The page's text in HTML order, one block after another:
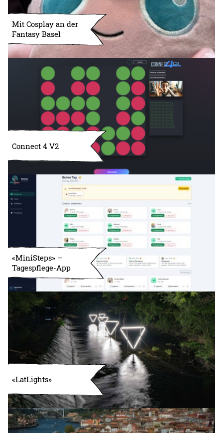
Mit Cosplay an der
Fantasy Basel
Connect 4 V2
«MiniSteps» –
Tagespflege-App
«LatLights»